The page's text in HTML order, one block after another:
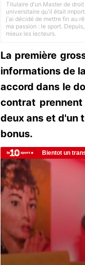
Titulaire d'un Master de
universitaire qu'il était
j'ai décidé de mettre fin au
ma passion : le sport.
mieux les lecteurs.
La première
informations de
accord dans le
contrat
deux ans et d'un
bonus.